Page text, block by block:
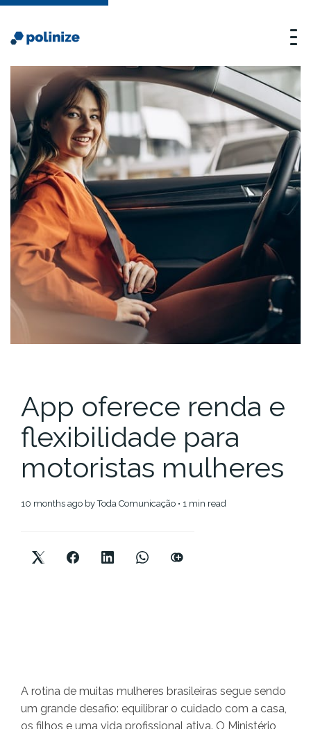
App oferece renda e
flexibilidade para
motoristas mulheres
10 months ago byToda Comunicação • 1 min read
A rotina de muitas mulheres brasileiras segue sendo
um grande desafio: equilibrar o cuidado com a casa,
os filhos e uma vida profissional ativa. O Ministério